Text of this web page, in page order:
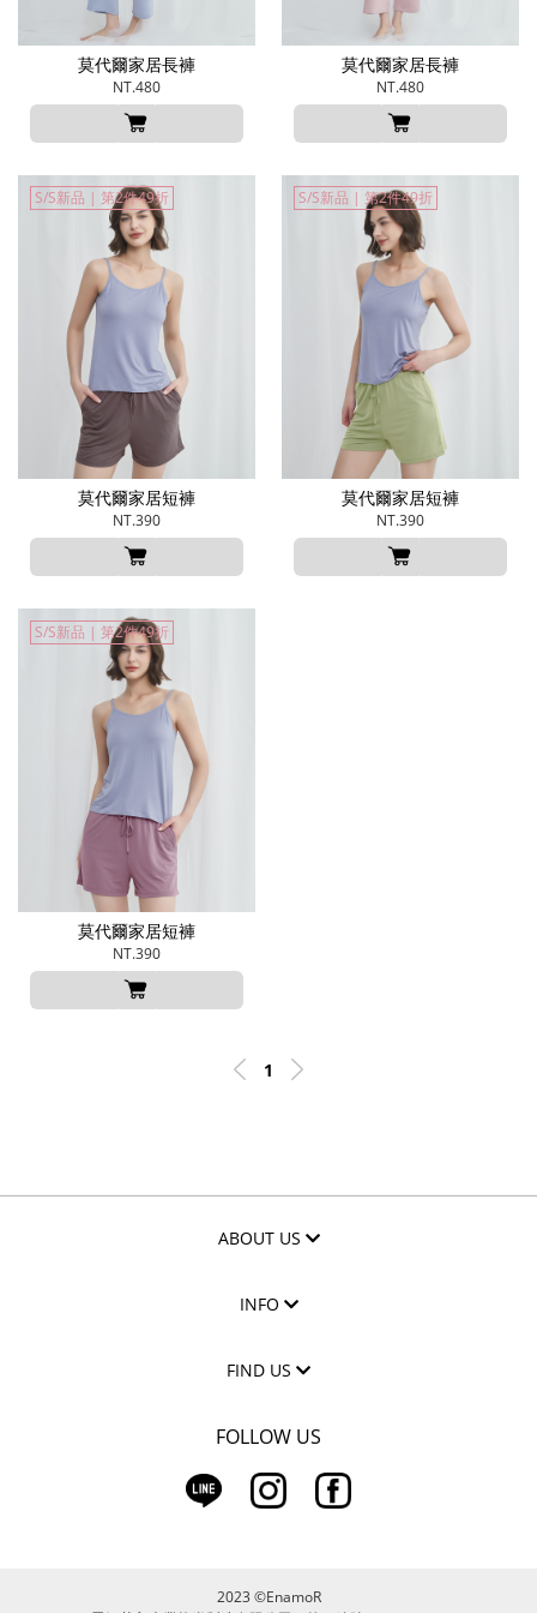
莫代爾家居長褲
NT.480
莫代爾家居長褲
NT.480
S/S新品 | 第2件49折
莫代爾家居短褲
NT.390
S/S新品 | 第2件49折
莫代爾家居短褲
NT.390
S/S新品 | 第2件49折
莫代爾家居短褲
NT.390
1
ABOUT US
INFO
FIND US
FOLLOW US
2023 ©EnamoR